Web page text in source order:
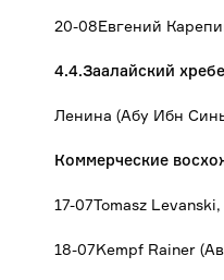
20-08Евгений
4.4.Заалайский
Ленина (Абу Ибн
Коммерческие
17-07Tomasz
18-07Kempf Rainer